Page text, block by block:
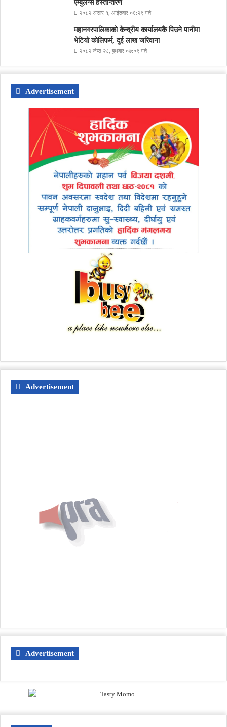
एम्बुलेन्स हस्तान्तरण
२०८२ असार १, आईतवार ०६:२९ गते
महानगरपालिकाको केन्द्रीय कार्यालयकै पिउने पानीमा
भेटियो कोलिफर्म, दुई लाख जरिवाना
२०८२ जेष्ठ २८, बुधबार ०७:०९ गते
Advertisement
Advertisement
Advertisement